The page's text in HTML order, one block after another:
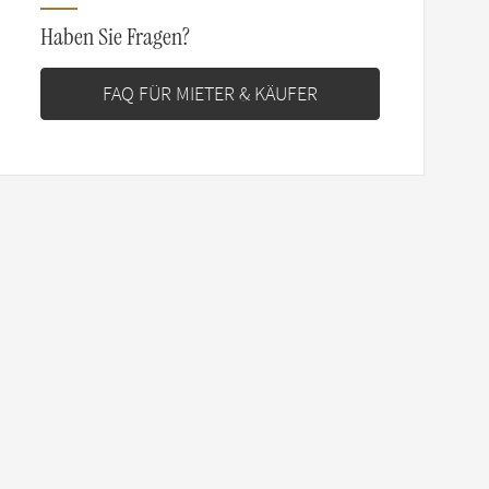
Haben Sie Fragen?
FAQ FÜR MIETER & KÄUFER